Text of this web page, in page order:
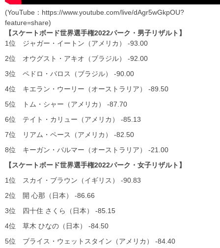
(YouTube：https://www.youtube.com/live/dAgr5wGkpOU?
feature=share)
【スケートボード世界選手権2022パーク・男子リザルト】
1位 ジャガー・イートン（アメリカ） -93.00
2位 オウグスト・アキオ（ブラジル） -92.00
3位 ペドロ・バロス（ブラジル） -90.00
4位 キエラン・ウーリー（オーストラリア） -89.50
5位 トム・シャー（アメリカ） -87.70
6位 テイト・カリュー（アメリカ） -85.13
7位 リアム・ペース（アメリカ） -82.50
8位 キーガン・パルマー（オーストラリア） -21.00
【スケートボード世界選手権2022パーク・女子リザルト】
1位 スカイ・ブラウン（イギリス） -90.83
2位 開 心那（日本） -86.66
3位 四十住 さくら（日本） -85.15
4位 草木 ひなの（日本） -84.50
5位 ブライス・ウェットスタイン（アメリカ） -84.40